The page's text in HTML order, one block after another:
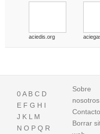
aciedis.org
0A B C D
E F G H I
J K L M
N O P Q R
Sobre
nosotros
Contacto
Borrar